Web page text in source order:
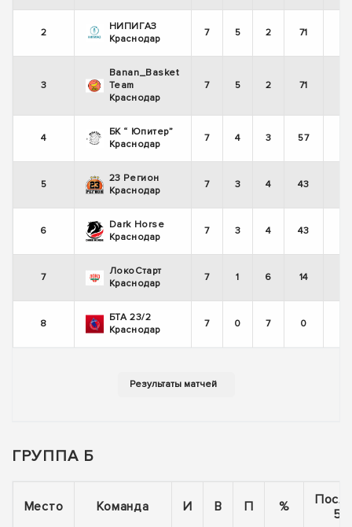
2
НИПИГАЗ
Краснодар
7 5 2 71
3
Banan_Basket
Team
Краснодар
7 5 2 71
4
БК “ Юпитер”
Краснодар
7 4 3 57
5
23 Регион
Краснодар
7 3 4 43
6
Dark Horse
Краснодар
7 3 4 43
7
ЛокоСтарт
Краснодар
7 1 6 14
8
БТА 23/2
Краснодар
7 0 7 0
ГРУППА Б
Место Команда И В П %
5